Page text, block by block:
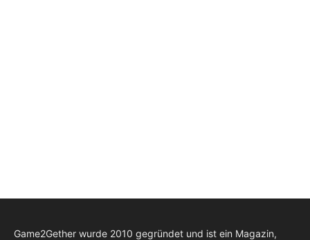
Game2Gether wurde 2010 gegründet und ist ein Magazin,